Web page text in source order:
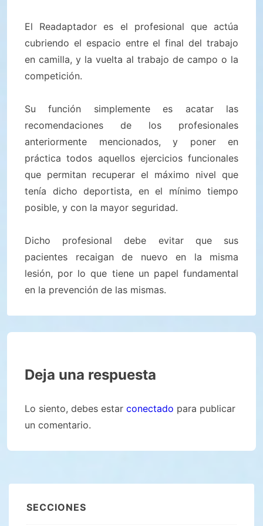
El Readaptador es el profesional que actúa
cubriendo el espacio entre el final del trabajo
en camilla, y la vuelta al trabajo de campo o la
competición.
Su función simplemente es acatar las
recomendaciones de los profesionales
anteriormente mencionados, y poner en
práctica todos aquellos ejercicios funcionales
que permitan recuperar el máximo nivel que
tenía dicho deportista, en el mínimo tiempo
posible, y con la mayor seguridad.
Dicho profesional debe evitar que sus
pacientes recaigan de nuevo en la misma
lesión, por lo que tiene un papel fundamental
en la prevención de las mismas.
Deja una respuesta
Lo siento, debes estar conectado para publicar
un comentario.
SECCIONES